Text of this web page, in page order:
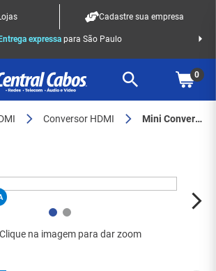
Cadastre sua empresa
Entrega expressa para São Paulo
0
Conversor HDMI Mini Conversor HDMI para VGA com Áudio - 6168